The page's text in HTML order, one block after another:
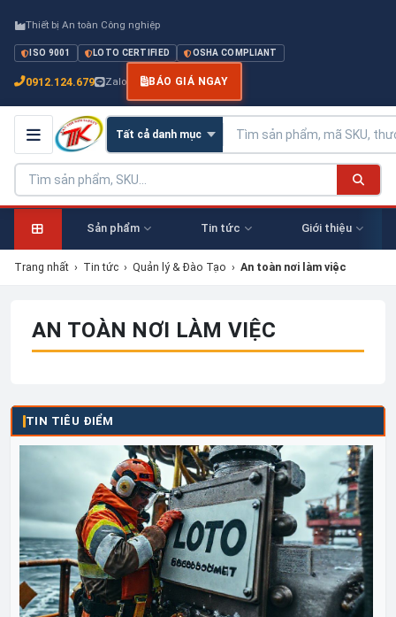
Thiết bị An toàn Công nghiệp
ISO 9001 LOTO CERTIFIED OSHA COMPLIANT
0912.124.679 Zalo BÁO GIÁ NGAY
Sản phẩm Tin tức Giới thiệu
Trang nhất › Tin tức › Quản lý & Đào Tạo › An toàn nơi làm việc
AN TOÀN NƠI LÀM VIỆC
TIN TIÊU ĐIỂM